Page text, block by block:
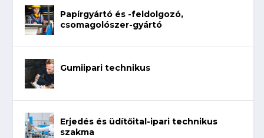
Papírgyártó és -feldolgozó,
csomagolószer-gyártó
Gumiipari technikus
Erjedés és üdítőital-ipari technikus
szakma